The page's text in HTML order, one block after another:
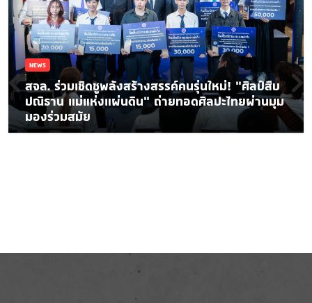
NEWS
สจล. ร่วมเชิดชูพลังสร้างสรรค์คนรุ่นใหม่! “ศิลป์สืบ
ปณิธาน แม่แห่งแผ่นดิน” ถ่ายทอดศิลปะไทยผ่านมุม
มองร่วมสมัย